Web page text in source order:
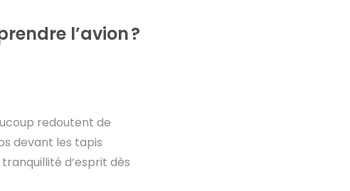
l’avion ?
redoutent de
devant les tapis
d’esprit dès